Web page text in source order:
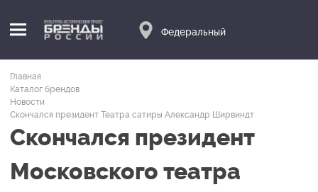
Федеральный
Главная
Каталог брендов
Новости
Скончался президент Театра сатиры Александр Ширвиндт
Скончался президент
Московского театра